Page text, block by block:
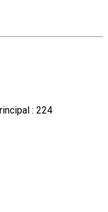
: 224